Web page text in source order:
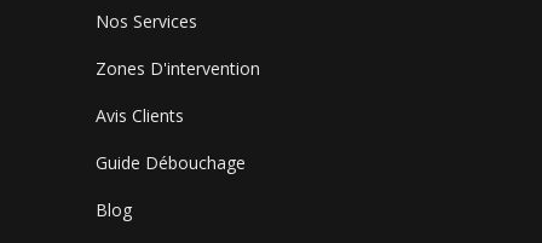
Nos Services
Zones D'intervention
Avis Clients
Guide Débouchage
Blog